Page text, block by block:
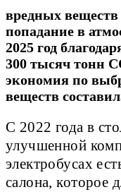
вредных веществ
попадание в
2025 год
300 тысяч тонн
экономия по
веществ
С 2022 года в
улучшенной
электробусах
салона, которое